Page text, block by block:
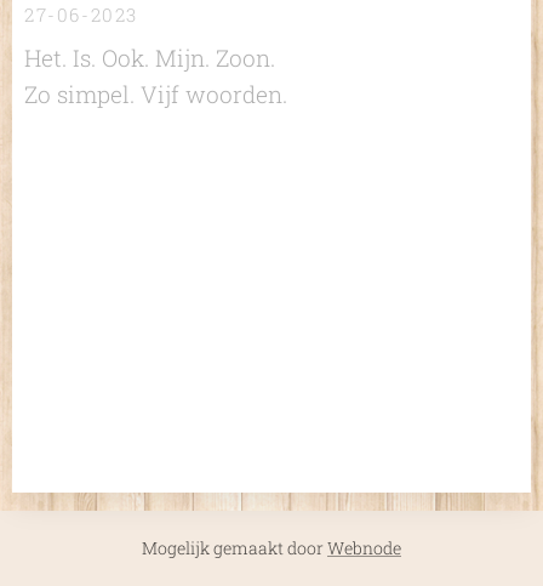
27-06-2023
Het. Is. Ook. Mijn. Zoon.
Zo simpel. Vijf woorden.
Mogelijk gemaakt doorWebnode